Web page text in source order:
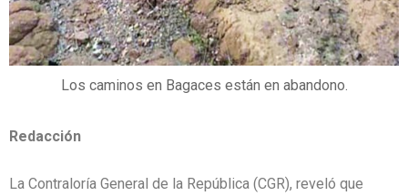
Los caminos en Bagaces están en abandono.
Redacción
La Contraloría General de la República (CGR), reveló que